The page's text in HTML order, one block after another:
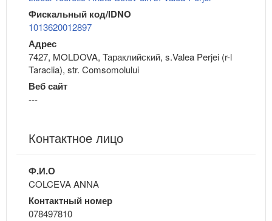
Фискальный код/IDNO
1013620012897
Адрес
7427, MOLDOVA, Тараклийский, s.Valea Perjei (r-l
Taraclia), str. Comsomolului
Веб сайт
---
Контактное лицо
Ф.И.О
COLCEVA ANNA
Контактный номер
078497810